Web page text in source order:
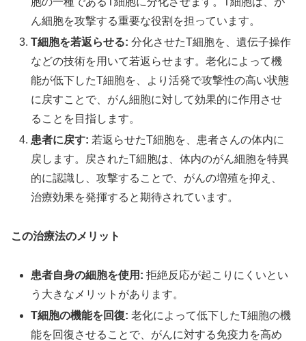
ん細胞を攻撃する重要な役割を担っています。
T細胞を若返らせる: 分化させたT細胞を、遺伝子操作
などの技術を用いて若返らせます。老化によって機
能が低下したT細胞を、より活発で攻撃性の高い状態
に戻すことで、がん細胞に対して効果的に作用させ
ることを目指します。
患者に戻す: 若返らせたT細胞を、患者さんの体内に
戻します。戻されたT細胞は、体内のがん細胞を特異
的に認識し、攻撃することで、がんの増殖を抑え、
治療効果を発揮すると期待されています。
この治療法のメリット
患者自身の細胞を使用: 拒絶反応が起こりにくいとい
う大きなメリットがあります。
T細胞の機能を回復: 老化によって低下したT細胞の機
能を回復させることで、がんに対する免疫力を高め